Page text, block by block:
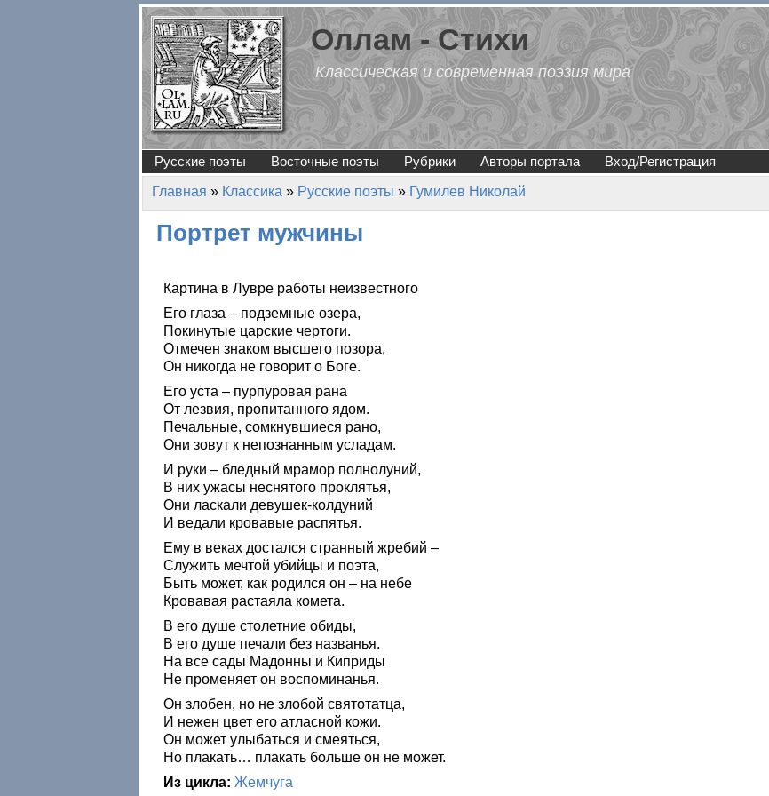
Перейти к основному содержанию
Оллам - Стихи
Классическая и современная поэзия мира
Русские поэты Восточные поэты Рубрики Авторы портала Вход/Регистрация
Вы здесь
Главная » Классика » Русские поэты » Гумилев Николай
Портрет мужчины
Картина в Лувре работы неизвестного
Его глаза – подземные озера,
Покинутые царские чертоги.
Отмечен знаком высшего позора,
Он никогда не говорит о Боге.
Его уста – пурпуровая рана
От лезвия, пропитанного ядом.
Печальные, сомкнувшиеся рано,
Они зовут к непознанным усладам.
И руки – бледный мрамор полнолуний,
В них ужасы неснятого проклятья,
Они ласкали девушек-колдуний
И ведали кровавые распятья.
Ему в веках достался странный жребий –
Служить мечтой убийцы и поэта,
Быть может, как родился он – на небе
Кровавая растаяла комета.
В его душе столетние обиды,
В его душе печали без названья.
На все сады Мадонны и Киприды
Не променяет он воспоминанья.
Он злобен, но не злобой святотатца,
И нежен цвет его атласной кожи.
Он может улыбаться и смеяться,
Но плакать… плакать больше он не может.
Из цикла: Жемчуга